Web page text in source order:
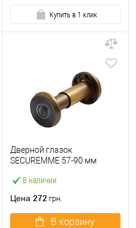
Купить в 1 клик
В наличии
Дверной глазок
SECUREMME 57-90 мм
Цена 272 грн.
В корзину